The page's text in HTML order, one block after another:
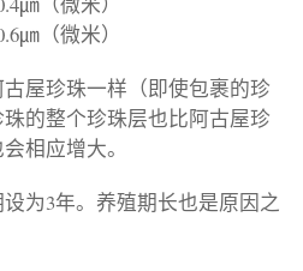
㎛（微米）
屋珍珠一样（即使包裹的珍
的整个珍珠层也比阿古屋珍
相应增大。
为3年。养殖期长也是原因之